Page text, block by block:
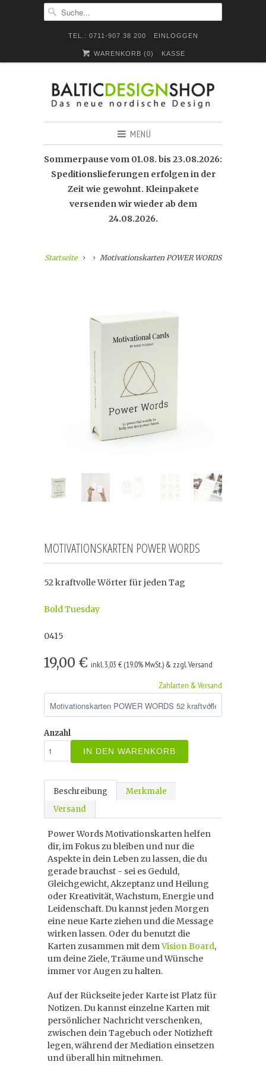
TEL.: 0711-907 38 200 EINLOGGEN
WARENKORB (0) KASSE
MENÜ
Sommerpause vom 01.08. bis 23.08.2026:
Speditionslieferungen erfolgen in der
Zeit wie gewohnt. Kleinpakete
versenden wir wieder ab dem
24.08.2026.
Startseite Motivationskarten POWER WORDS
MOTIVATIONSKARTEN POWER WORDS
52 kraftvolle Wörter für jeden Tag
Bold Tuesday
0415
19,00 € inkl. 3,03 € (19.0% MwSt.) & zzgl. Versand
Zahlarten & Versand
Anzahl
IN DEN WARENKORB
Beschreibung
Merkmale
Versand
Power Words Motivationskarten helfen
dir, im Fokus zu bleiben und nur die
Aspekte in dein Leben zu lassen, die du
gerade brauchst - sei es Geduld,
Gleichgewicht, Akzeptanz und Heilung
oder Kreativität, Wachstum, Energie und
Leidenschaft. Du kannst jeden Morgen
eine neue Karte ziehen und die Message
wirken lassen. Oder du benutzt die
Karten zusammen mit demVision Board,
um deine Ziele, Träume und Wünsche
immer vor Augen zu halten.
Auf der Rückseite jeder Karte ist Platz für
Notizen. Du kannst einzelne Karten mit
persönlicher Nachricht verschenken,
zwischen dein Tagebuch oder Notizheft
legen, während der Mediation einsetzen
und überall hin mitnehmen.